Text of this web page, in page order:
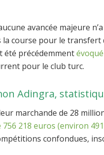
avancée majeure
course pour le transfert
été précédemment
pour le club turc.
Adingra,
marchande de 28
218 euros (environ 491
confondues,